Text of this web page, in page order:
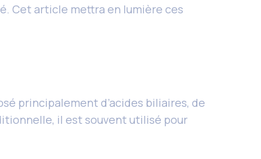
Cet article mettra en lumière ces
principalement d’acides biliaires, de
il est souvent utilisé pour